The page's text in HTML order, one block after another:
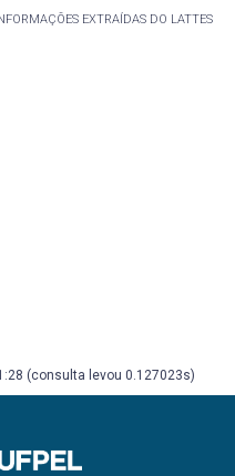
INFORMAÇÕES EXTRAÍDAS DO LATTES
(consulta levou 0.127023s)